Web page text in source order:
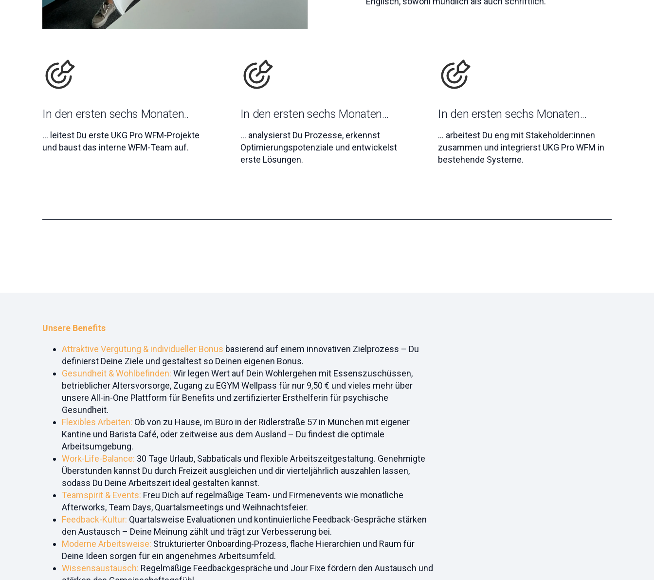
In den ersten sechs Monaten..
... leitest Du erste UKG Pro WFM-Projekte
und baust das interne WFM-Team auf.
In den ersten sechs Monaten...
... analysierst Du Prozesse, erkennst
Optimierungspotenziale und entwickelst
erste Lösungen.
In den ersten sechs Monaten...
... arbeitest Du eng mit Stakeholder:innen
zusammen und integrierst UKG Pro WFM in
bestehende Systeme.
Unsere Benefits
Attraktive Vergütung & individueller Bonus basierend auf einem innovativen Zielprozess – Du
definierst Deine Ziele und gestaltest so Deinen eigenen Bonus.
Gesundheit & Wohlbefinden: Wir legen Wert auf Dein Wohlergehen mit Essenszuschüssen,
betrieblicher Altersvorsorge, Zugang zu EGYM Wellpass für nur 9,50 € und vieles mehr über
unsere All-in-One Plattform für Benefits und zertifizierter Ersthelferin für psychische
Gesundheit.
Flexibles Arbeiten: Ob von zu Hause, im Büro in der Ridlerstraße 57 in München mit eigener
Kantine und Barista Café, oder zeitweise aus dem Ausland – Du findest die optimale
Arbeitsumgebung.
Work-Life-Balance: 30 Tage Urlaub, Sabbaticals und flexible Arbeitszeitgestaltung. Genehmigte
Überstunden kannst Du durch Freizeit ausgleichen und dir vierteljährlich auszahlen lassen,
sodass Du Deine Arbeitszeit ideal gestalten kannst.
Teamspirit & Events: Freu Dich auf regelmäßige Team- und Firmenevents wie monatliche
Afterworks, Team Days, Quartalsmeetings und Weihnachtsfeier.
Feedback-Kultur: Quartalsweise Evaluationen und kontinuierliche Feedback-Gespräche stärken
den Austausch – Deine Meinung zählt und trägt zur Verbesserung bei.
Moderne Arbeitsweise: Strukturierter Onboarding-Prozess, flache Hierarchien und Raum für
Deine Ideen sorgen für ein angenehmes Arbeitsumfeld.
Wissensaustausch: Regelmäßige Feedbackgespräche und Jour Fixe fördern den Austausch und